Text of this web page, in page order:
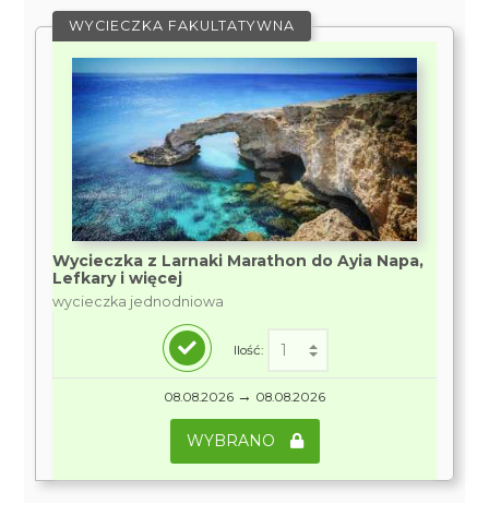
WYCIECZKA FAKULTATYWNA
Wycieczka z Larnaki Marathon do Ayia Napa,
Lefkary i więcej
wycieczka jednodniowa
Ilość:
08.08.2026 → 08.08.2026
WYBRANO